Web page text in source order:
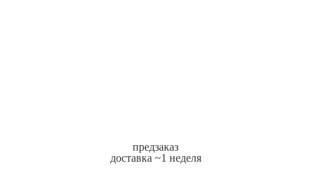
предзаказ
доставка ~1 неделя